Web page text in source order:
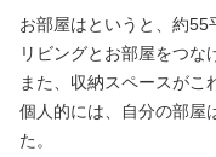
お部屋はというと、約55
リビングとお部屋をつな
また、収納スペースがこ
個人的には、自分の部屋
た。